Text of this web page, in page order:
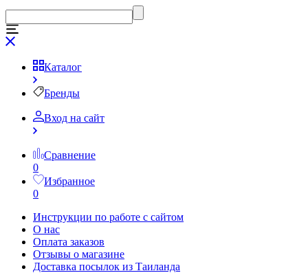
Каталог
Бренды
Вход на сайт
Сравнение
0
Избранное
0
Инструкции по работе с сайтом
О нас
Оплата заказов
Отзывы о магазине
Доставка посылок из Таиланда